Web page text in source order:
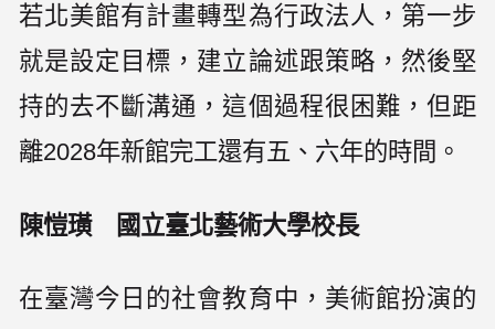
若北美館有計畫轉型為行政法人，第一步
就是設定目標，建立論述跟策略，然後堅
持的去不斷溝通，這個過程很困難，但距
離2028年新館完工還有五、六年的時間。
陳愷璜 國立臺北藝術大學校長
在臺灣今日的社會教育中，美術館扮演的